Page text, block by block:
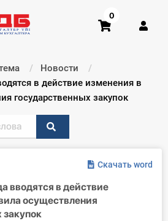
0
Новости
в действие изменения в
государственных закупок
Скачать word
вводятся в действие
осуществления
закупок